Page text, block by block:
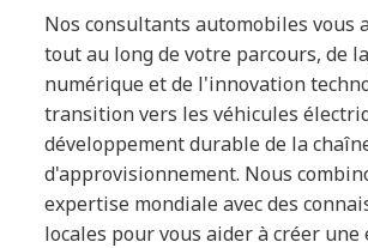
Nos consultants automobiles vous
tout au long de votre parcours, de
numérique et de l'innovation
transition vers les véhicules
développement durable de la
d'approvisionnement. Nous
expertise mondiale avec des
locales pour vous aider à créer